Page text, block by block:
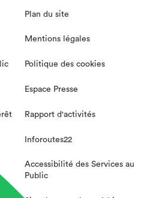
Plan du site
Mentions légales
Politique des cookies
Espace Presse
Rapport d'activités
Inforoutes22
Accessibilité des Services au
Public